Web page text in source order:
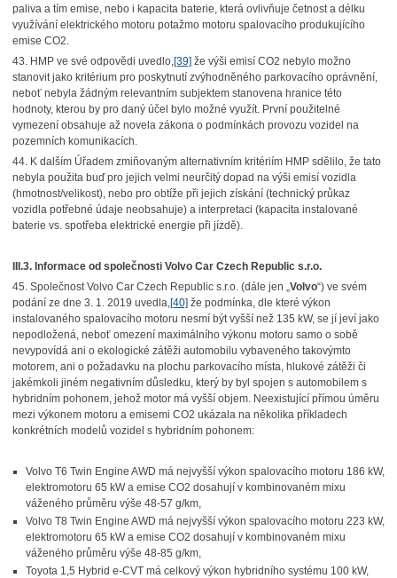
paliva a tím emise, nebo i kapacita baterie, která ovlivňuje četnost a délku
využívání elektrického motoru potažmo motoru spalovacího produkujícího
emise CO2.
43. HMP ve své odpovědi uvedlo,[39] že výši emisí CO2 nebylo možno
stanovit jako kritérium pro poskytnutí zvýhodněného parkovacího oprávnění,
neboť nebyla žádným relevantním subjektem stanovena hranice této
hodnoty, kterou by pro daný účel bylo možné využít. První použitelné
vymezení obsahuje až novela zákona o podmínkách provozu vozidel na
pozemních komunikacích.
44. K dalším Úřadem zmiňovaným alternativním kritériím HMP sdělilo, že tato
nebyla použita buď pro jejich velmi neurčitý dopad na výši emisí vozidla
(hmotnost/velikost), nebo pro obtíže při jejich získání (technický průkaz
vozidla potřebné údaje neobsahuje) a interpretaci (kapacita instalované
baterie vs. spotřeba elektrické energie při jízdě).
III.3. Informace od společnosti Volvo Car Czech Republic s.r.o.
45. Společnost Volvo Car Czech Republic s.r.o. (dále jen „Volvo“) ve svém
podání ze dne 3. 1. 2019 uvedla,[40] že podmínka, dle které výkon
instalovaného spalovacího motoru nesmí být vyšší než 135 kW, se jí jeví jako
nepodložená, neboť omezení maximálního výkonu motoru samo o sobě
nevypovídá ani o ekologické zátěži automobilu vybaveného takovýmto
motorem, ani o požadavku na plochu parkovacího místa, hlukové zátěži či
jakémkoli jiném negativním důsledku, který by byl spojen s automobilem s
hybridním pohonem, jehož motor má vyšší objem. Neexistující přímou úměru
mezi výkonem motoru a emisemi CO2 ukázala na několika příkladech
konkrétních modelů vozidel s hybridním pohonem:
Volvo T6 Twin Engine AWD má nejvyšší výkon spalovacího motoru 186 kW,
elektromotoru 65 kW a emise CO2 dosahují v kombinovaném mixu
váženého průměru výše 48-57 g/km,
Volvo T8 Twin Engine AWD má nejvyšší výkon spalovacího motoru 223 kW,
elektromotoru 65 kW a emise CO2 dosahují v kombinovaném mixu
váženého průměru výše 48-85 g/km,
Toyota 1,5 Hybrid e-CVT má celkový výkon hybridního systému 100 kW,